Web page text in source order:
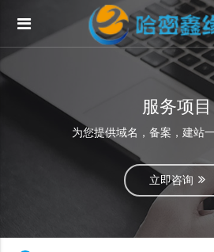
服务项目
为您提供域名，备案，建站
立即咨询